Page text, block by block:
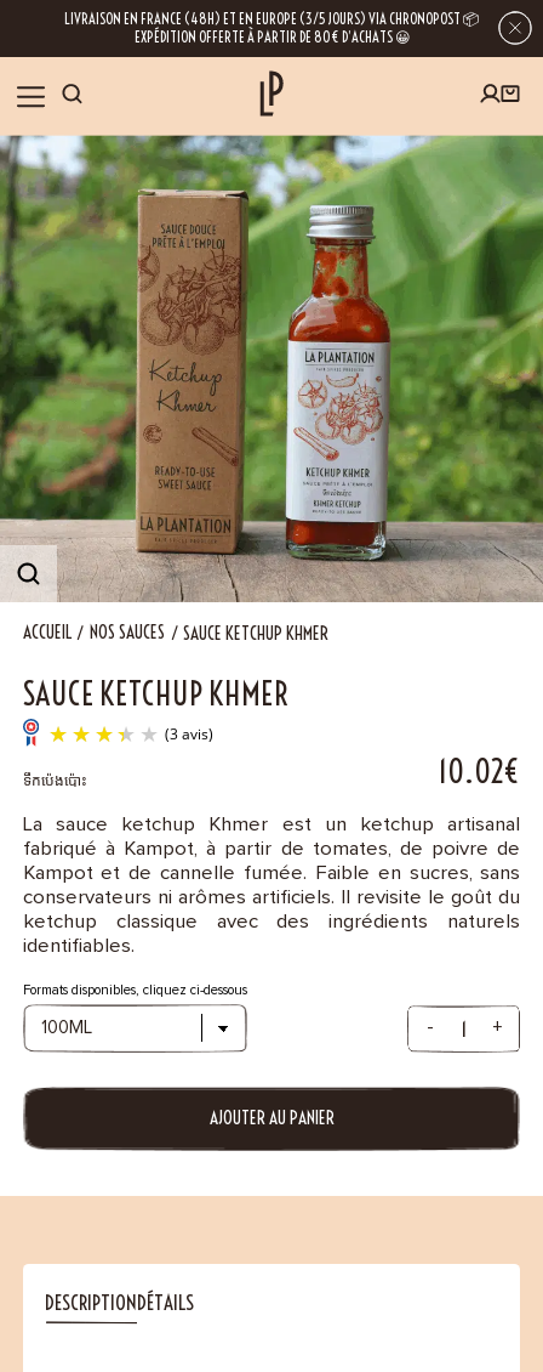
LIVRAISON EN FRANCE (48H) ET EN EUROPE (3/5 JOURS) VIA CHRONOPOST 📦
EXPÉDITION OFFERTE À PARTIR DE 80€ D’ACHATS 😀
NOS ÉPICES
RECETTES
BLOG
À PROPOS
NOUS RENDRE VISITE
Contact
ACCUEIL NOS SAUCES SAUCE KETCHUP KHMER
SAUCE KETCHUP KHMER
ទឹកប៉េងប៉ោះ 10.02€
La sauce ketchup Khmer est un ketchup artisanal
fabriqué à Kampot, à partir de tomates, de poivre de
Kampot et de cannelle fumée. Faible en sucres, sans
conservateurs ni arômes artificiels. Il revisite le goût du
ketchup classique avec des ingrédients naturels
identifiables.
(3 avis)
Formats disponibles, cliquez ci-dessous
- +
AJOUTER AU PANIER
DESCRIPTIONDÉTAILS
INSCRIVEZ-VOUS À LA NEWSLETTER
En laissant votre e-mail, vous obtenez l’accès à nos newsletters riches en
conseils, inspirations et informations sur nos dernières nouveautés. Bien sûr, se
désinscrire est possible à tout moment.